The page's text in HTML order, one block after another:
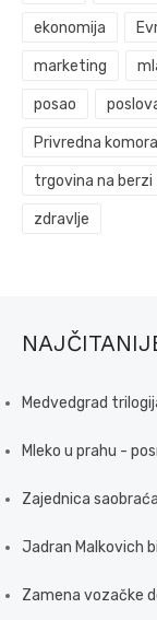
ekonomija
marketing
posao
Privredna
trgovina na berzi
zdravlje
Medvedgrad
Mleko u prahu -
Zajednica
Jadran Malkovich
Zamena vozačke